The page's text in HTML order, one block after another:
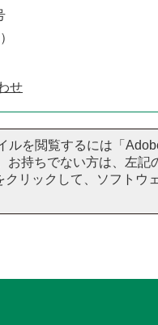
せ
ルを閲覧するには「
お持ちでない方は、左記
リックして、ソフトウ